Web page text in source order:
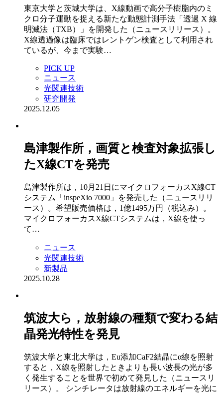
東京大学と茨城大学は、X線動画で高分子樹脂内のミ
クロ分子運動を捉える新たな動態計測手法「透過 X 線
明滅法（TXB）」を開発した（ニュースリリース）。
X線透過像は臨床ではレントゲン検査として利用され
ているが、今まで実験…
PICK UP
ニュース
光関連技術
研究開発
2025.12.05
島津製作所，画質と検査対象拡張し
たX線CTを発売
島津製作所は，10月21日にマイクロフォーカスX線CT
システム「inspeXio 7000」を発売した（ニュースリリ
ース）。希望販売価格は，1億1495万円（税込み）。
マイクロフォーカスX線CTシステムは，X線を使っ
て…
ニュース
光関連技術
新製品
2025.10.28
筑波大ら，放射線の種類で変わる結
晶発光特性を発見
筑波大学と東北大学は，Eu添加CaF2結晶にα線を照射
すると，X線を照射したときよりも長い波長の光が多
く発生することを世界で初めて発見した（ニュースリ
リース）。 シンチレータは放射線のエネルギーを光に